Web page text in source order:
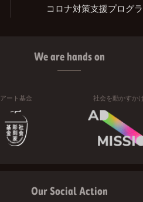
コロナ対策支援プログ
We are hands on
アート基金 社会を動かすか
Our Social Action